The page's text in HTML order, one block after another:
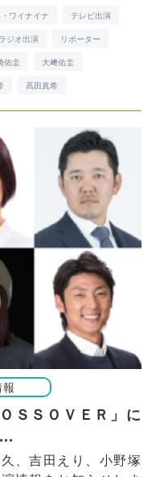
ワイナイナ テレビ出演
ラジオ出演 リポーター
佑圭 大﨑佑圭
髙田真希
報
ＳＳＯＶＥＲ」に
、吉田えり、小野塚